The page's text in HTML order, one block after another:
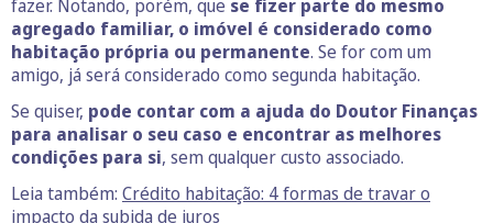
fazer. Notando, porém, que se fizer parte do mesmo
agregado familiar, o imóvel é considerado como
habitação própria ou permanente. Se for com um
amigo, já será considerado como segunda habitação.
Se quiser, pode contar com a ajuda do Doutor Finanças
para analisar o seu caso e encontrar as melhores
condições para si, sem qualquer custo associado.
Leia também: Crédito habitação: 4 formas de travar o
impacto da subida de juros